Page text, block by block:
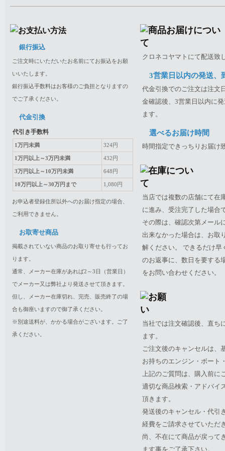
銀行振込
ご注文時にいただいたお名前にてお振込をお願
いいたします。
銀行振込手数料はお客様のご負担となりますの
でご了承ください。
代金引換
代引き手数料
1万円未満 324円
1万円以上～3万円未満 432円
3万円以上～10万円未満 648円
10万円以上～30万円まで 1,080円
お申込者登録住所以外へのお届け指定の場合、
ご利用できません。
お取寄せ商品
掲載されていない商品のお取り寄せも行ってお
ります。
通常、メーカー在庫があれば2～3日（営業日）
でメーカー又は弊社より発送させて頂きます。
但し、メーカー在庫切れ、完売、販売終了の場
合も御座いますので御了承ください。
※別途送料が、かかる場合がございます。ご了
承ください。
クロネコヤマトにて配送致
3営業日以内の発送、
代金引換でのご注文は注文
金確認後、3営業日以内に
ます。
選べるお届け時間
時間指定できっちりお届け
当店では複数の店舗にて在
に進み、受注完了した場合
その際は、確認次第メール
出来なかった場合は、お取
解ください。 できるだけ
のお返事に、数日を要する
をお問い合わせください。
当社では注文確認後、直ち
ます。
ご注文後のキャンセルは、
お持ちのエンジン・ボート
上記のご質問は、購入前に
適切な商品検索・アドバイ
頂きます。
発送後のキャンセル・代引
経費をご請求させていただ
尚、不在にて商品が戻って
ます事をご了承下さい。